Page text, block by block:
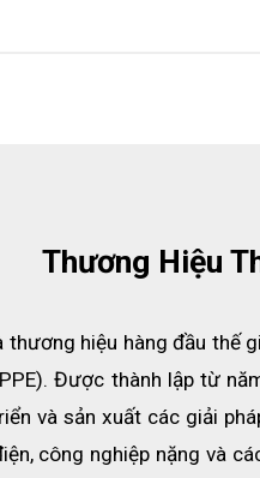
dụng
Thương Hiệu
thương hiệu hàng đầu thế
Được thành lập từ
và sản xuất các giải
công nghiệp nặng và